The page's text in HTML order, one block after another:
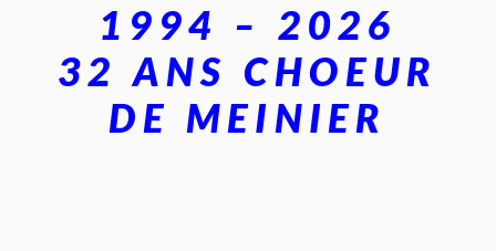
1994 – 2026
32 ANS CHOEUR
DE MEINIER